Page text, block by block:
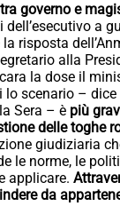
governo e
a
risposta
alla
la dose il
lo scenario –
Sera – è più
delle toghe
giudiziaria
le norme, le
applicare.
da